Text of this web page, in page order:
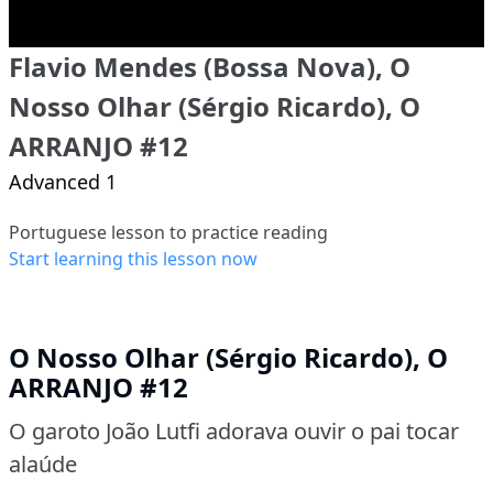
Flavio Mendes (Bossa Nova), O
Nosso Olhar (Sérgio Ricardo), O
ARRANJO #12
Advanced 1
Portuguese lesson to practice reading
Start learning this lesson now
O Nosso Olhar (Sérgio Ricardo), O
ARRANJO #12
O garoto João Lutfi adorava ouvir o pai tocar
alaúde